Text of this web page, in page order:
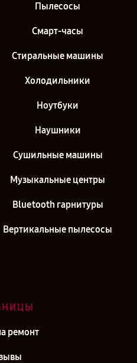
Пылесосы
Смарт-часы
Стиральные машины
Холодильники
Ноутбуки
Наушники
Сушильные машины
Музыкальные центры
Bluetooth гарнитуры
Вертикальные пылесосы
ремонт